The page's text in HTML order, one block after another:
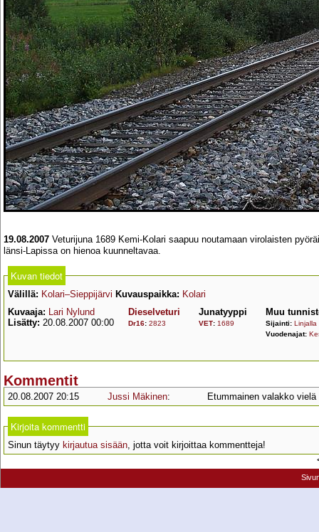
19.08.2007 Veturijuna 1689 Kemi-Kolari saapuu noutamaan virolaisten
länsi-Lapissa on hienoa kuunneltavaa.
Kuvan tiedot
Välillä: Kolari–Sieppijärvi Kuvauspaikka: Kolari
Kuvaaja: Lari Nylund
Lisätty: 20.08.2007 00:00
Dieselveturi
Dr16: 2823
Junatyyppi
VET: 1689
Muu
Sijainti: Linjalla
Vuodenajat:
Kommentit
20.08.2007 20:15 Jussi Mäkinen: Etummainen valakko
Kirjoita kommentti
Sinun täytyy kirjautua sisään, jotta voit kirjoittaa kommentteja!